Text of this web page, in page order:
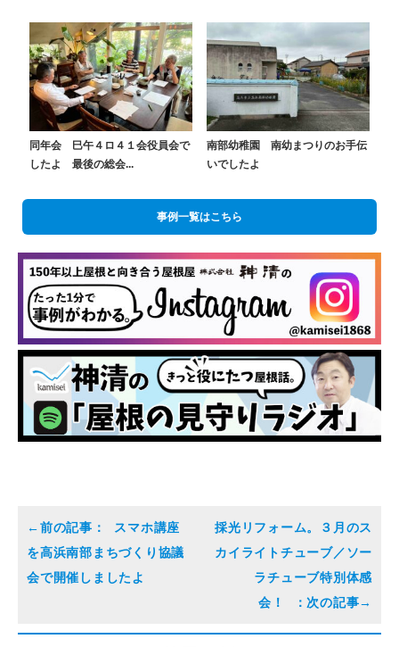
同年会 巳午４ロ４１会役員会で
したよ 最後の総会...
南部幼稚園 南幼まつりのお手伝
いでしたよ
事例一覧はこちら
スマホ講座
を高浜南部まちづくり協議
会で開催しましたよ
採光リフォーム。３月のス
カイライトチューブ／ソー
ラチューブ特別体感
会！